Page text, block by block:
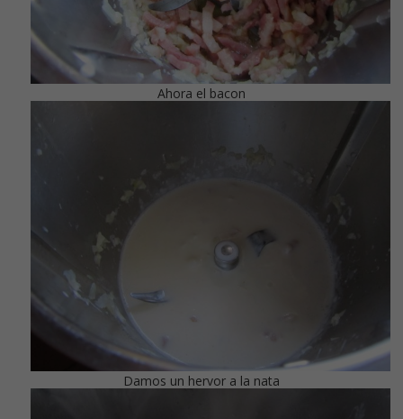
Ahora el bacon
Damos un hervor a la nata